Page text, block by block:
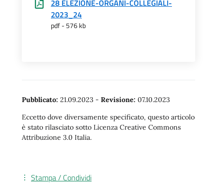
28 ELEZIONE-ORGANI-COLLEGIALI-
2023_24
pdf - 576 kb
Pubblicato: 21.09.2023 - Revisione: 07.10.2023
Eccetto dove diversamente specificato, questo articolo
è stato rilasciato sotto Licenza Creative Commons
Attribuzione 3.0 Italia.
Stampa / Condividi